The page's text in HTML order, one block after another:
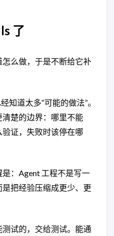
了
么做，于是不断给它补
知道太多“可能的做法”。
楚的边界：哪里不能
证，失败时该停在哪
：Agent 工程不是写一
把经验压缩成更少、更
试的，交给测试。能通